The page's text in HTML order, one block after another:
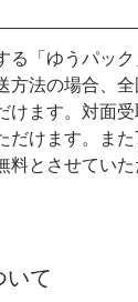
る「ゆうパッ
方法の場合、
けます。対面
だけます。ま
料とさせていた
いて